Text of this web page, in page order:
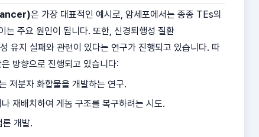
은 가장 대표적인 예시로, 암세포에서는 종종 TEs의
주요 원인이 됩니다. 또한, 신경퇴행성 질환
지 실패와 관련이 있다는 연구가 진행되고 있습니다. 따
방향으로 진행되고 있습니다:
저분자 화합물을 개발하는 연구.
재배치하여 게놈 구조를 복구하려는 시도.
론 개발.